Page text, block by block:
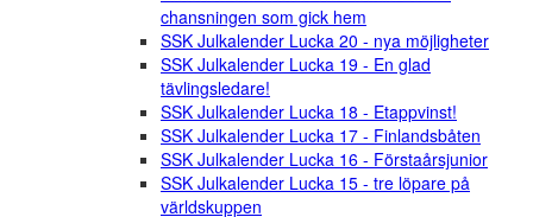
chansningen som gick hem
SSK Julkalender Lucka 20 - nya möjligheter
SSK Julkalender Lucka 19 - En glad
tävlingsledare!
SSK Julkalender Lucka 18 - Etappvinst!
SSK Julkalender Lucka 17 - Finlandsbåten
SSK Julkalender Lucka 16 - Förstaårsjunior
SSK Julkalender Lucka 15 - tre löpare på
världskuppen